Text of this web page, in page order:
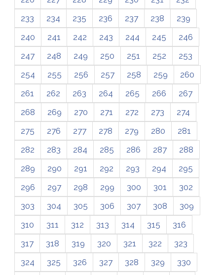
233
234 235 236 237 238
239
240
241 242 243 244 245
246
247
248 249 250 251 252
253
254
255 256 257 258 259
260
261
262 263 264 265 266
267
268
269 270 271 272 273
274
275
276 277 278 279 280
281
282
283 284 285 286 287
288
289
290 291 292 293 294
295
296
297 298 299 300 301
302
303
304 305 306 307 308
309
310
311 312 313 314 315
316
317
318 319 320 321 322
323
324
325 326 327 328 329
330